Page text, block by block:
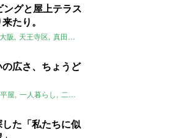
グと屋上テラス
たり。
大阪 天王寺区 真田山
広さ、ちょうど
平屋 一人暮らし 二人暮らし
た「私たちに似